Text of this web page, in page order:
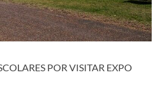
POR VISITAR EXPO